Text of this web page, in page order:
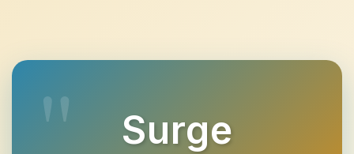
Surge